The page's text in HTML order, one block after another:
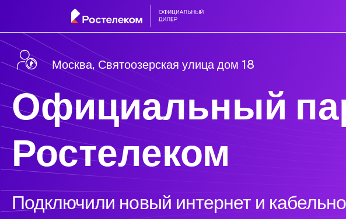
Москва, Святоозерская улица дом 18
Официальный
Ростелеком
Подключили новый интернет и